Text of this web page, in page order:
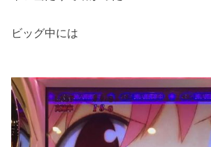
ビッグ中には